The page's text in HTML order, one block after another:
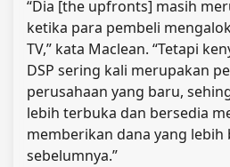
“Dia [the upfronts] masih
ketika para pembeli
TV,” kata Maclean. “Tetapi
DSP sering kali merupakan
perusahaan yang baru,
lebih terbuka dan bersedia
memberikan dana yang
sebelumnya.”